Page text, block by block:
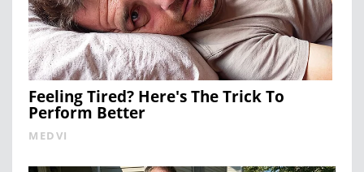
Feeling Tired? Here's The Trick To
Perform Better
MEDVI